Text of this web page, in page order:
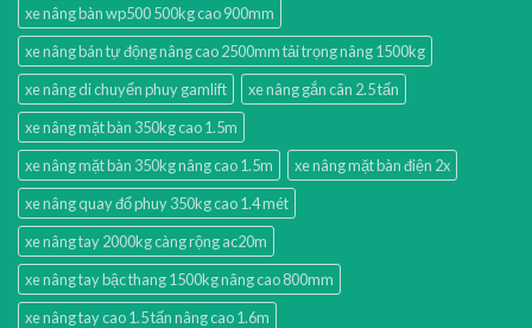
xe nâng bàn wp500 500kg cao 900mm
xe nâng bán tự động nâng cao 2500mm tải trọng nâng 1500kg
xe nâng di chuyển phuy gamlift
xe nâng gắn cân 2.5 tấn
xe nâng mặt bàn 350kg cao 1.5m
xe nâng mặt bàn 350kg nâng cao 1.5m
xe nâng mặt bàn điện 2x
xe nâng quay đổ phuy 350kg cao 1.4 mét
xe nâng tay 2000kg càng rộng ac20m
xe nâng tay bậc thang 1500kg nâng cao 800mm
xe nâng tay cao 1.5 tấn nâng cao 1.6m